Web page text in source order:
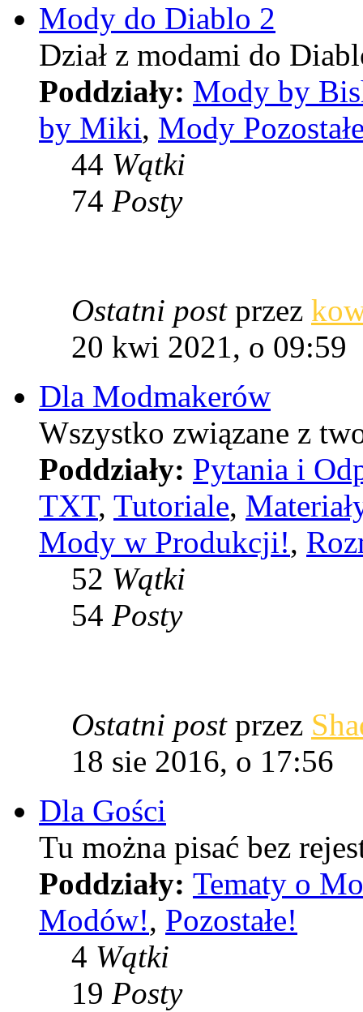
Mody do Diablo 2
Dział z modami do
Poddziały: Mody by
by Miki, Mody
44 Wątki
74 Posty
Ostatni postprzez
20 kwi 2021, o 09:59
Dla Modmakerów
Wszystko związane z
Poddziały: Pytania i
TXT, Tutoriale,
Mody w Produkcji!,
52 Wątki
54 Posty
Ostatni postprzez
18 sie 2016, o 17:56
Dla Gości
Tu można pisać bez
Poddziały: Tematy o
Modów!, Pozostałe!
4 Wątki
19 Posty